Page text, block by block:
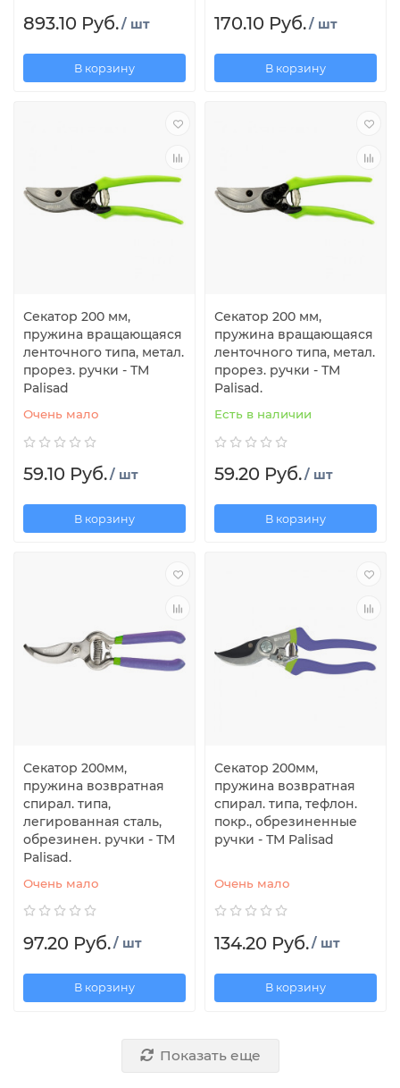
893.10 Руб./ шт
В корзину
170.10 Руб./ шт
В корзину
Секатор 200 мм,
пружина вращающаяся
ленточного типа, метал.
прорез. ручки - ТМ
Palisad
Очень мало
59.10 Руб./ шт
В корзину
Секатор 200 мм,
пружина вращающаяся
ленточного типа, метал.
прорез. ручки - ТМ
Palisad.
Есть в наличии
59.20 Руб./ шт
В корзину
Секатор 200мм,
пружина возвратная
спирал. типа,
легированная сталь,
обрезинен. ручки - ТМ
Palisad.
Очень мало
97.20 Руб./ шт
В корзину
Секатор 200мм,
пружина возвратная
спирал. типа, тефлон.
покр., обрезиненные
ручки - ТМ Palisad
Очень мало
134.20 Руб./ шт
В корзину
Показать еще